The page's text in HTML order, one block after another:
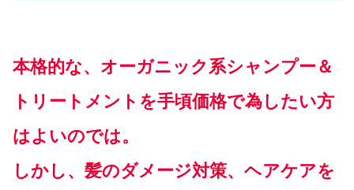
本格的な、オーガニック系シャンプー＆
トリートメントを手頃価格で為したい方
はよいのでは。
しかし、髪のダメージ対策、ヘアケアを